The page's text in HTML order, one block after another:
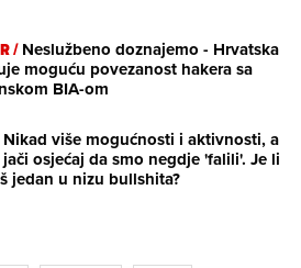
/Neslužbeno doznajemo - Hrvatska
moguću povezanost hakera sa
BIA-om
Nikad više mogućnosti i aktivnosti, a
osjećaj da smo negdje 'falili'. Je li
jedan u nizu bullshita?